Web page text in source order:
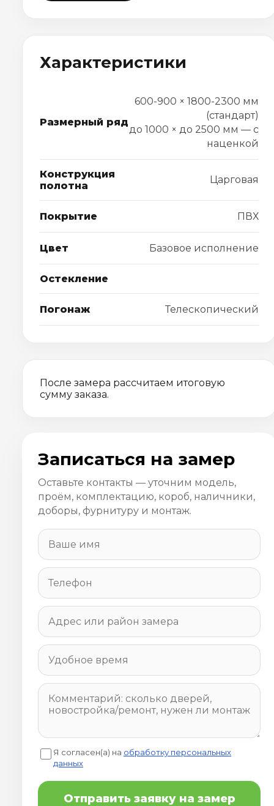
Характеристики
Размерный ряд
600-900 × 1800-2300 мм
(стандарт)
до 1000 × до 2500 мм — с
наценкой
Конструкция
полотна
Царговая
Покрытие ПВХ
Цвет Базовое исполнение
Остекление
Погонаж Телескопический
После замера рассчитаем итоговую
сумму заказа.
Записаться на замер
Оставьте контакты — уточним модель,
проём, комплектацию, короб, наличники,
доборы, фурнитуру и монтаж.
Я согласен(а) на обработку персональных
данных
Отправить заявку на замер